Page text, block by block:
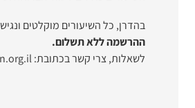
בהדרן, כל השיעורים מוקלטים
ההרשמה ללא תשלום.
לשאלות, צרי קשר בכתובת: info@hadran.org.il